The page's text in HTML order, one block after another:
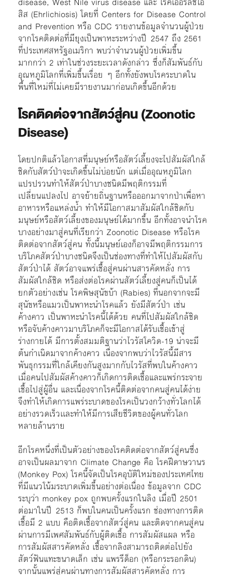
สิส (Ehrlichiosis) โดยที่ Centers for Disease Control
and Prevention หรือ CDC รายงานข้อมูลจำนวนผู้ป่วย
จากโรคติดต่อที่มียุงเป็นพาหะระหว่างปี 2547 ถึง 2561
ที่ประเทศสหรัฐอเมริกา พบว่าจำนวนผู้ป่วยเพิ่มขึ้น
มากกว่า 2 เท่าในช่วงระยะเวลาดังกล่าว ซึ่งก็สัมพันธ์กับ
อุณหภูมิโลกที่เพิ่มขึ้นเรื่อย ๆ อีกทั้งยังพบโรคระบาดใน
พื้นที่ใหม่ที่ไม่เคยมีรายงานมาก่อนเกิดขึ้นอีกด้วย
โรคติดต่อจากสัตว์สู่คน (Zoonotic
Disease)
โดยปกติแล้วโอกาสที่มนุษย์หรือสัตว์เลี้ยงจะไปสัมผัสใกล้
ชิดกับสัตว์ป่าจะเกิดขึ้นไม่บ่อยนัก แต่เมื่ออุณหภูมิโลก
แปรปรวนทำให้สัตว์ป่าบางชนิดมีพฤติกรรมที่
เปลี่ยนแปลงไป อาจย้ายถิ่นฐานหรือออกมาจากป่าเพื่อหา
อาหารหรือแหล่งน้ำ ทำให้มีโอกาสมาสัมผัสใกล้ชิดกับ
มนุษย์หรือสัตว์เลี้ยงของมนุษย์ได้มากขึ้น อีกทั้งอาจนำโรค
บางอย่างมาสู่คนที่เรียกว่า Zoonotic Disease หรือโรค
ติดต่อจากสัตว์สู่คน ทั้งนี้มนุษย์เองก็อาจมีพฤติกรรมการ
บริโภคสัตว์ป่าบางชนิดจึงเป็นช่องทางที่ทำให้ไปสัมผัสกับ
สัตว์ป่าได้ สัตว์อาจแพร่เชื้อสู่คนผ่านสารคัดหลั่ง การ
สัมผัสใกล้ชิด หรือส่งต่อโรคผ่านสัตว์เลี้ยงสู่คนก็เป็นได้
ยกตัวอย่างเช่น โรคพิษสุนัขบ้า (Rabies) ที่นอกจากจะมี
สุนัขหรือแมวเป็นพาหะนำโรคแล้ว ยังมีสัตว์ป่า เช่น
ค้างคาว เป็นพาหะนำโรคนี้ได้ด้วย คนที่ไปสัมผัสใกล้ชิด
หรือจับค้างคาวมาบริโภคก็จะมีโอกาสได้รับเชื้อเข้าสู่
ร่างกายได้ มีการตั้งสมมติฐานว่าไวรัสโควิด-19 น่าจะมี
ต้นกำเนิดมาจากค้างคาว เนื่องจากพบว่าไวรัสนี้มีสาร
พันธุกรรมที่ใกล้เคียงกันสูงมากกับไวรัสที่พบในค้างคาว
เมื่อคนไปสัมผัสค้างคาวก็เกิดการติดเชื้อและแพร่กระจาย
เชื้อไปสู่ผู้อื่น และเนื่องจากโรคนี้ติดต่อจากคนสู่คนได้ง่าย
จึงทำให้เกิดการแพร่ระบาดของโรคเป็นวงกว้างทั่วโลกได้
อย่างรวดเร็วเเละทำให้มีการเสียชีวิตของผู้คนทั่วโลก
หลายล้านราย
อีกโรคหนึ่งที่เป็นตัวอย่างของโรคติดต่อจากสัตว์สู่คนซึ่ง
อาจเป็นผลมาจาก Climate Change คือ โรคฝีดาษวานร
(Monkey Pox) โรคนี้จัดเป็นโรคอุบัติใหม่ของประเทศไทย
ที่มีแนวโน้มระบาดเพิ่มขึ้นอย่างต่อเนื่อง ข้อมูลจาก CDC
ระบุว่า monkey pox ถูกพบครั้งแรกในลิง เมื่อปี 2501
ต่อมาในปี 2513 ก็พบในคนเป็นครั้งแรก ช่องทางการติด
เชื้อมี 2 แบบ คือติดเชื้อจากสัตว์สู่คน และติดจากคนสู่คน
ผ่านการมีเพศสัมพันธ์กับผู้ติดเชื้อ การสัมผัสแผล หรือ
การสัมผัสสารคัดหลั่ง เชื้อจากลิงสามารถติดต่อไปยัง
สัตว์ฟันแทะขนาดเล็ก เช่น แพรรีด็อก (หรือกระรอกดิน)
จากนั้นแพร่สู่คนผ่านทางการสัมผัสสารคัดหลั่ง การ